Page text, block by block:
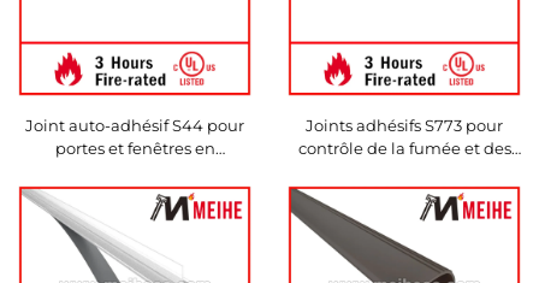
Joint auto-adhésif S44 pour
portes et fenêtres en
Joints adhésifs S773 pour
contrôle de la fumée et des